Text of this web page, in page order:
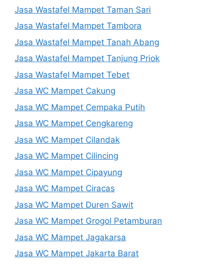
Jasa Wastafel Mampet Taman Sari
Jasa Wastafel Mampet Tambora
Jasa Wastafel Mampet Tanah Abang
Jasa Wastafel Mampet Tanjung Priok
Jasa Wastafel Mampet Tebet
Jasa WC Mampet Cakung
Jasa WC Mampet Cempaka Putih
Jasa WC Mampet Cengkareng
Jasa WC Mampet Cilandak
Jasa WC Mampet Cilincing
Jasa WC Mampet Cipayung
Jasa WC Mampet Ciracas
Jasa WC Mampet Duren Sawit
Jasa WC Mampet Grogol Petamburan
Jasa WC Mampet Jagakarsa
Jasa WC Mampet Jakarta Barat